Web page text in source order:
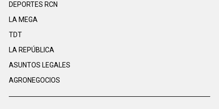
DEPORTES RCN
LA MEGA
TDT
LA REPÚBLICA
ASUNTOS LEGALES
AGRONEGOCIOS